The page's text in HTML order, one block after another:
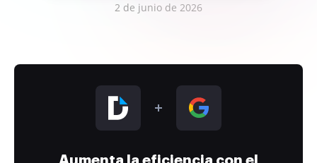
2 de junio de 2026
Aumenta la eficiencia con el